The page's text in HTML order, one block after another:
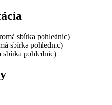
sbírka pohlednic)
sbírka pohlednic)
sbírka pohlednic)